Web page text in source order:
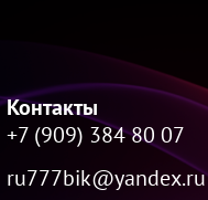
Контакты
+7 (909) 384 80 07
ru777bik@yandex.ru